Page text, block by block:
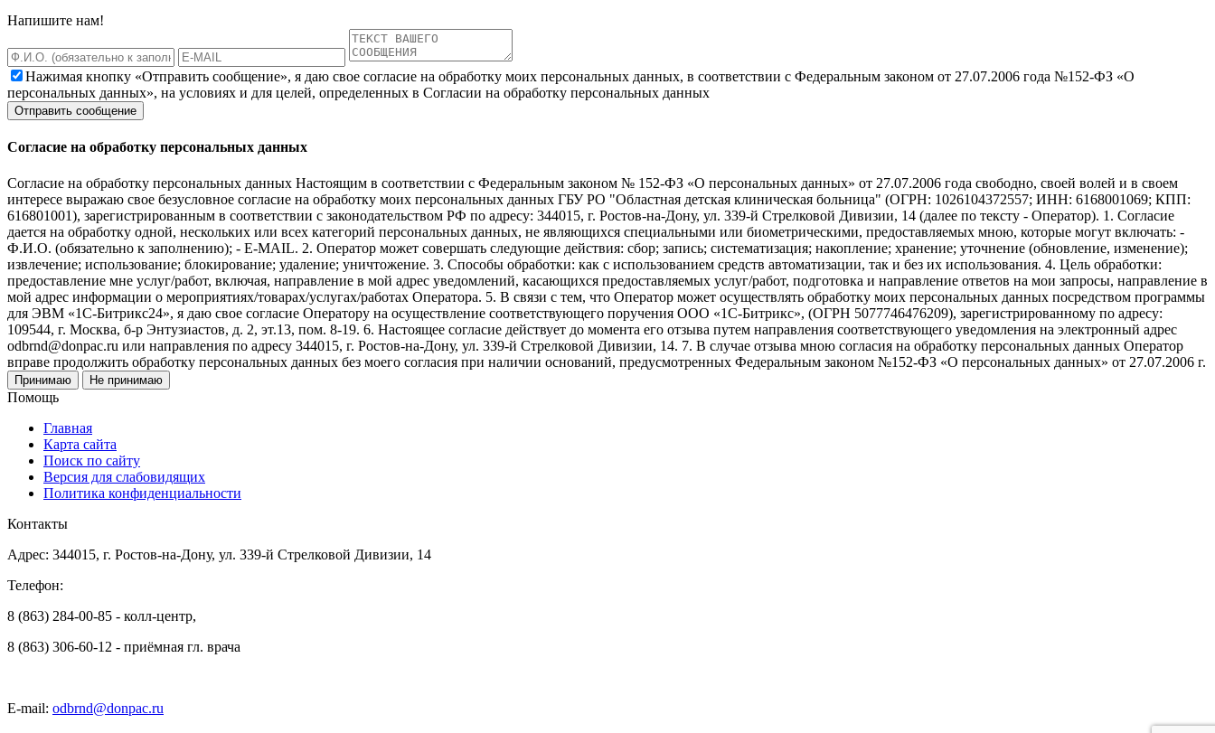
Напишите нам!
Нажимая кнопку «Отправить сообщение», я даю свое согласие на обработку моих персональных данных, в соответствии с Федеральным законом от 27.07.2006 года №152-ФЗ «О
персональных данных», на условиях и для целей, определенных в Согласии на обработку персональных данных
Согласие на обработку персональных данных
Согласие на обработку персональных данных Настоящим в соответствии с Федеральным законом № 152-ФЗ «О персональных данных» от 27.07.2006 года свободно, своей волей и в своем
интересе выражаю свое безусловное согласие на обработку моих персональных данных ГБУ РО "Областная детская клиническая больница" (ОГРН: 1026104372557; ИНН: 6168001069; КПП:
616801001), зарегистрированным в соответствии с законодательством РФ по адресу: 344015, г. Ростов-на-Дону, ул. 339-й Стрелковой Дивизии, 14 (далее по тексту - Оператор). 1. Согласие
дается на обработку одной, нескольких или всех категорий персональных данных, не являющихся специальными или биометрическими, предоставляемых мною, которые могут включать: -
Ф.И.О. (обязательно к заполнению); - E-MAIL. 2. Оператор может совершать следующие действия: сбор; запись; систематизация; накопление; хранение; уточнение (обновление, изменение);
извлечение; использование; блокирование; удаление; уничтожение. 3. Способы обработки: как с использованием средств автоматизации, так и без их использования. 4. Цель обработки:
предоставление мне услуг/работ, включая, направление в мой адрес уведомлений, касающихся предоставляемых услуг/работ, подготовка и направление ответов на мои запросы, направление в
мой адрес информации о мероприятиях/товарах/услугах/работах Оператора. 5. В связи с тем, что Оператор может осуществлять обработку моих персональных данных посредством программы
для ЭВМ «1С-Битрикс24», я даю свое согласие Оператору на осуществление соответствующего поручения ООО «1С-Битрикс», (ОГРН 5077746476209), зарегистрированному по адресу:
109544, г. Москва, б-р Энтузиастов, д. 2, эт.13, пом. 8-19. 6. Настоящее согласие действует до момента его отзыва путем направления соответствующего уведомления на электронный адрес
odbrnd@donpac.ru или направления по адресу 344015, г. Ростов-на-Дону, ул. 339-й Стрелковой Дивизии, 14. 7. В случае отзыва мною согласия на обработку персональных данных Оператор
вправе продолжить обработку персональных данных без моего согласия при наличии оснований, предусмотренных Федеральным законом №152-ФЗ «О персональных данных» от 27.07.2006 г.
Принимаю Не принимаю
Помощь
Главная
Карта сайта
Поиск по сайту
Версия для слабовидящих
Политика конфиденциальности
Контакты
Адрес: 344015, г. Ростов-на-Дону, ул. 339-й Стрелковой Дивизии, 14
Телефон:
8 (863) 284-00-85 - колл-центр,
8 (863) 306-60-12 - приёмная гл. врача
E-mail: odbrnd@donpac.ru